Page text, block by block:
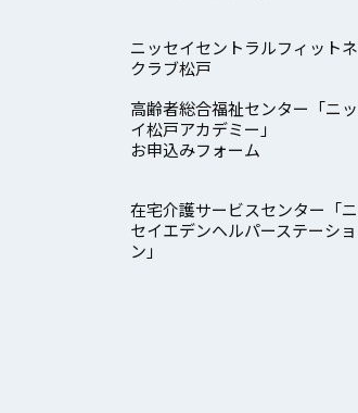
ニッセイセントラルフィット
クラブ松戸
高齢者総合福祉センター「ニ
イ松戸アカデミー」
お申込みフォーム
在宅介護サービスセンター「
セイエデンヘルパーステーショ
ン」